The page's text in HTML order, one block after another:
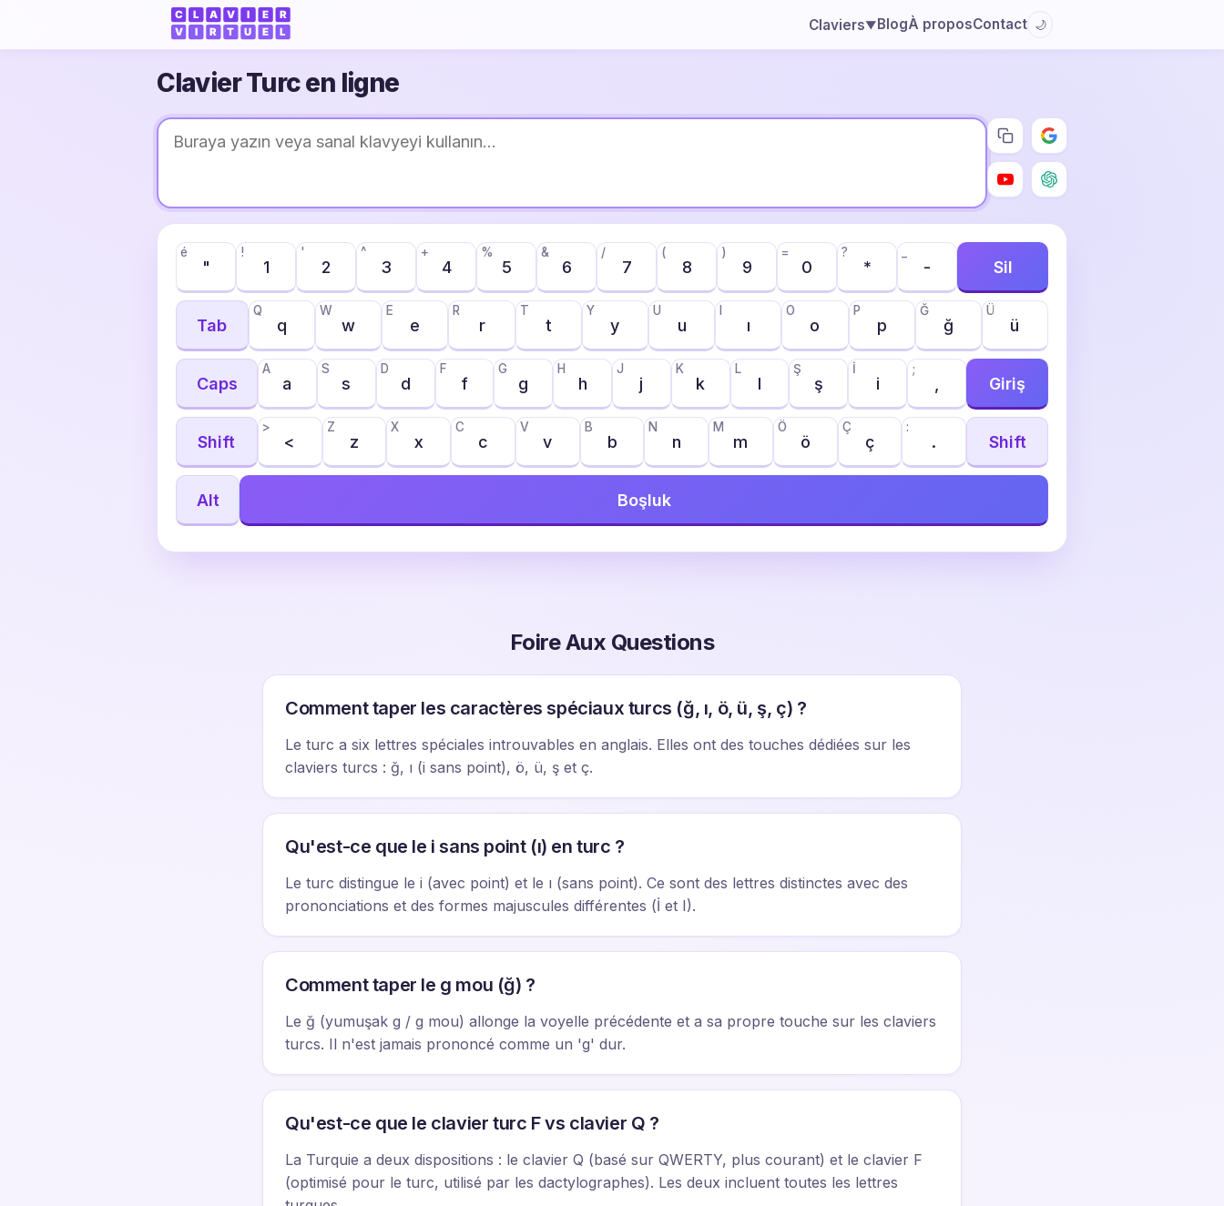
Claviers▼BlogÀ proposContact 🌙
Clavier Turc en ligne
"
é
1
!
2
'
3
^
4
+
5
%
6
&
7
/
8
(
9
)
0
=
*
?
- Sil
Tab q
Q
w
W
e
E
r
R
t
T
y
Y
u
U
ı o
O
p
P
ğ
Ğ
ü
Ü
Caps a
A
s
S
d
D
f
F
g
G
h
H
j
J
k
K
l
L
ş
Ş
i
İ ;
Giriş
Shift <
>
z
Z
x
X
c
C
v
V
b
B
n
N
m
M
ö
Ö
ç
Ç
.
:
Shift
Alt Boşluk
Foire Aux Questions
Comment taper les caractères spéciaux turcs (ğ, ı, ö, ü, ş, ç) ?
Le turc a six lettres spéciales introuvables en anglais. Elles ont des touches dédiées sur les
claviers turcs : ğ, ı (i sans point), ö, ü, ş et ç.
Qu'est-ce que le i sans point (ı) en turc ?
Le turc distingue le i (avec point) et le ı (sans point). Ce sont des lettres distinctes avec des
prononciations et des formes majuscules différentes (İ et I).
Comment taper le g mou (ğ) ?
Le ğ (yumuşak g / g mou) allonge la voyelle précédente et a sa propre touche sur les claviers
turcs. Il n'est jamais prononcé comme un 'g' dur.
Qu'est-ce que le clavier turc F vs clavier Q ?
La Turquie a deux dispositions : le clavier Q (basé sur QWERTY, plus courant) et le clavier F
(optimisé pour le turc, utilisé par les dactylographes). Les deux incluent toutes les lettres